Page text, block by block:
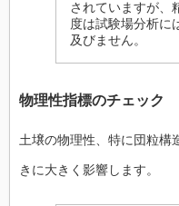
されていますが、
度は試験場分析に
及びません。
物理性指標のチェック
土壌の物理性、特に団粒構
きに大きく影響します。